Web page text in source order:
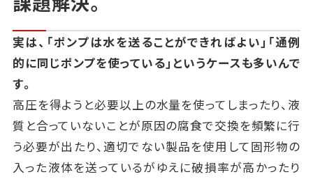
実は、「ポンプは水を送ることができればよい」「通例
的に同じポンプを使っている」というケースも多いんで
す。
高圧を得ようと必要以上の水量を使ってしまったり、 液
質と合っていないことが原因の腐食で交換を頻繁に行
う必要が出たり、適切でない製品を使用して固形物の
入った液体を送っているがゆえに破損率が高かったり